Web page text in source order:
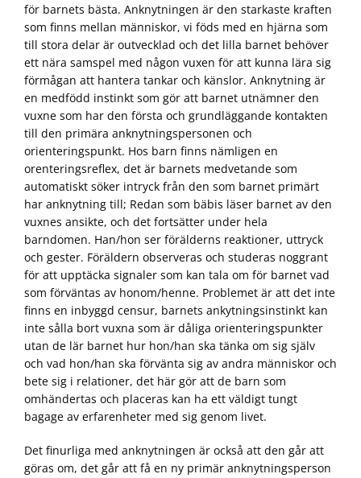
för barnets bästa. Anknytningen är den starkaste kraften
som finns mellan människor, vi föds med en hjärna som
till stora delar är outvecklad och det lilla barnet behöver
ett nära samspel med någon vuxen för att kunna lära sig
förmågan att hantera tankar och känslor. Anknytning är
en medfödd instinkt som gör att barnet utnämner den
vuxne som har den första och grundläggande kontakten
till den primära anknytningspersonen och
orienteringspunkt. Hos barn finns nämligen en
orenteringsreflex, det är barnets medvetande som
automatiskt söker intryck från den som barnet primärt
har anknytning till; Redan som bäbis läser barnet av den
vuxnes ansikte, och det fortsätter under hela
barndomen. Han/hon ser förälderns reaktioner, uttryck
och gester. Föräldern observeras och studeras noggrant
för att upptäcka signaler som kan tala om för barnet vad
som förväntas av honom/henne. Problemet är att det inte
finns en inbyggd censur, barnets ankytningsinstinkt kan
inte sålla bort vuxna som är dåliga orienteringspunkter
utan de lär barnet hur hon/han ska tänka om sig själv
och vad hon/han ska förvänta sig av andra människor och
bete sig i relationer, det här gör att de barn som
omhändertas och placeras kan ha ett väldigt tungt
bagage av erfarenheter med sig genom livet.
Det finurliga med anknytningen är också att den går att
göras om, det går att få en ny primär anknytningsperson